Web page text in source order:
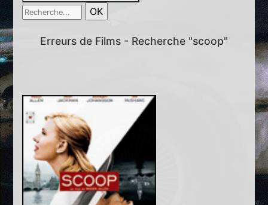
Erreurs de Films - Recherche "scoop"